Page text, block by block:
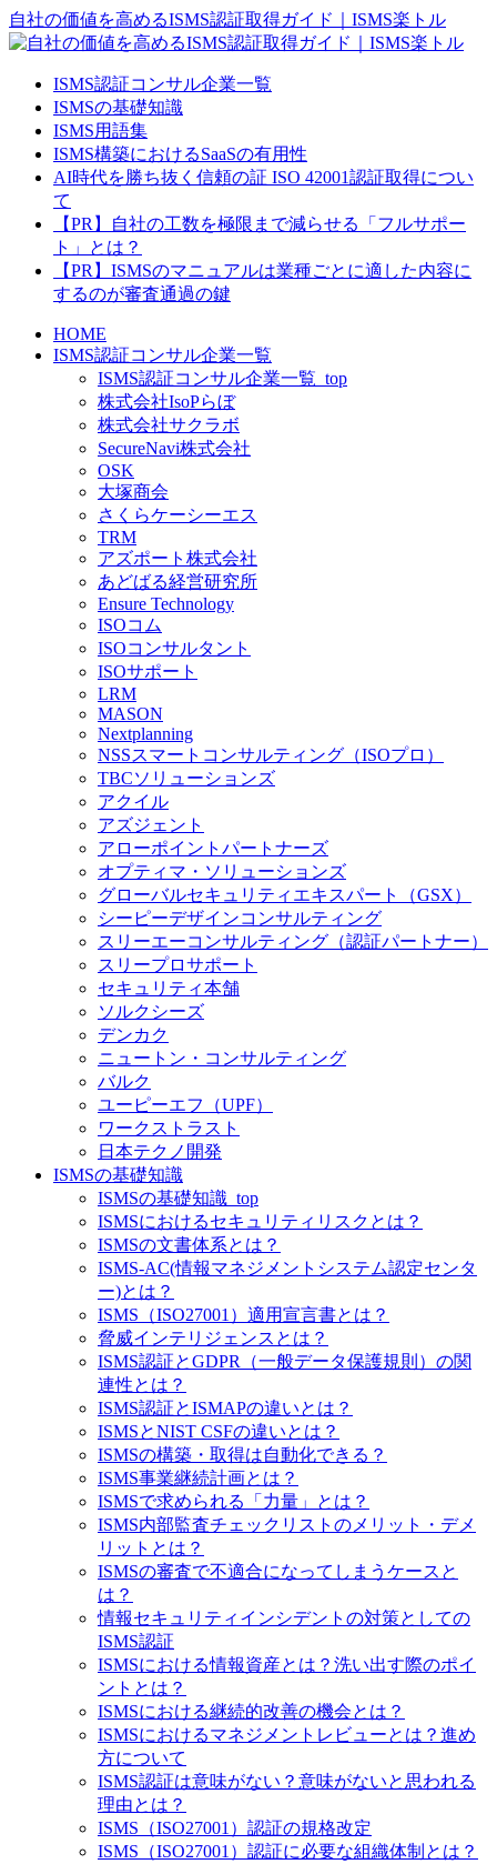
自社の価値を高めるISMS認証取得ガイド｜ISMS楽トル
ISMS認証コンサル企業一覧
ISMSの基礎知識
ISMS用語集
ISMS構築におけるSaaSの有用性
AI時代を勝ち抜く信頼の証 ISO 42001認証取得につい
て
【PR】自社の工数を極限まで減らせる「フルサポー
ト」とは？
【PR】ISMSのマニュアルは業種ごとに適した内容に
するのが審査通過の鍵
HOME
ISMS認証コンサル企業一覧
ISMS認証コンサル企業一覧_top
株式会社IsoPらぼ
株式会社サクラボ
SecureNavi株式会社
OSK
大塚商会
さくらケーシーエス
TRM
アズポート株式会社
あどばる経営研究所
Ensure Technology
ISOコム
ISOコンサルタント
ISOサポート
LRM
MASON
Nextplanning
NSSスマートコンサルティング（ISOプロ）
TBCソリューションズ
アクイル
アズジェント
アローポイントパートナーズ
オプティマ・ソリューションズ
グローバルセキュリティエキスパート（GSX）
シーピーデザインコンサルティング
スリーエーコンサルティング（認証パートナー）
スリープロサポート
セキュリティ本舗
ソルクシーズ
デンカク
ニュートン・コンサルティング
バルク
ユーピーエフ（UPF）
ワークストラスト
日本テクノ開発
ISMSの基礎知識
ISMSの基礎知識_top
ISMSにおけるセキュリティリスクとは？
ISMSの文書体系とは？
ISMS-AC(情報マネジメントシステム認定センタ
ー)とは？
ISMS（ISO27001）適用宣言書とは？
脅威インテリジェンスとは？
ISMS認証とGDPR（一般データ保護規則）の関
連性とは？
ISMS認証とISMAPの違いとは？
ISMSとNIST CSFの違いとは？
ISMSの構築・取得は自動化できる？
ISMS事業継続計画とは？
ISMSで求められる「力量」とは？
ISMS内部監査チェックリストのメリット・デメ
リットとは？
ISMSの審査で不適合になってしまうケースと
は？
情報セキュリティインシデントの対策としての
ISMS認証
ISMSにおける情報資産とは？洗い出す際のポイ
ントとは？
ISMSにおける継続的改善の機会とは？
ISMSにおけるマネジメントレビューとは？進め
方について
ISMS認証は意味がない？意味がないと思われる
理由とは？
ISMS（ISO27001）認証の規格改定
ISMS（ISO27001）認証に必要な組織体制とは？